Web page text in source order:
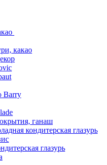
какао
Barry
ганаш
кондитерская глазурь
глазурь